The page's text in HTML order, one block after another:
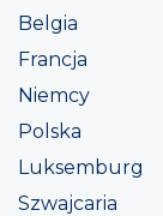
Belgia
Francja
Niemcy
Polska
Luksemburg
Szwajcaria